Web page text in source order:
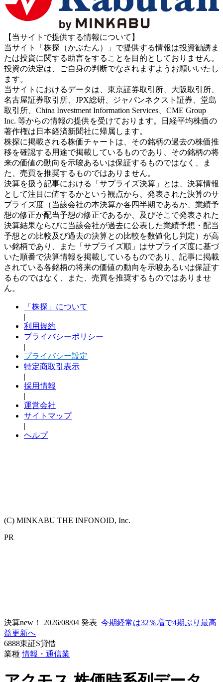
【当サイトで提供する情報について】
当サイト「株探（かぶたん）」で提供する情報は投資勧誘ま
たは投資に関する助言をすることを目的としておりません。
投資の決定は、ご自身の判断でなされますようお願いいたし
ます。
当サイトにおけるデータは、東京証券取引所、大阪取引所、
名古屋証券取引所、JPX総研、ジャパンネクスト証券、堂島
取引所、China Investment Information Services、CME Group
Inc. 等からの情報の提供を受けております。日経平均株価の
著作権は日本経済新聞社に帰属します。
株探に掲載される株価チャートは、その銘柄の過去の株価推
移を確認する用途で掲載しているものであり、その銘柄の将
来の価値の動向を示唆あるいは保証するものではなく、ま
た、売買を推奨するものではありません。
決算を扱う記事における「サプライズ決算」とは、決算情報
として注目に値するかという観点から、発表された決算のサ
プライズ度（当該会社の本決算か各四半期であるか、業績予
想の修正か配当予想の修正であるか、及びそこで発表された
決算結果ならびに当該会社が過去に公表した業績予想・配当
予想との比較及び過去の決算との比較を数値化し判定）が高
い銘柄であり、また「サプライズ順」はサプライズ度に基づ
いた順番で決算情報を掲載しているものであり、記事に掲載
されている各銘柄の将来の価値の動向を示唆あるいは保証す
るものではなく、また、売買を推奨するものではありませ
ん。
「株探」について
|
利用規約
プライバシーポリシー
|
プライバシー設定
特定商取引表示
|
採用情報
|
運営会社
サイトマップ
|
ヘルプ
(C) MINKABU THE INFONOID, Inc.
PR
決算new！ 2026/08/04 発表 今期経常は32％増で4期ぶり最高
益更新へ
6888東証S貸借
業種情報・通信業